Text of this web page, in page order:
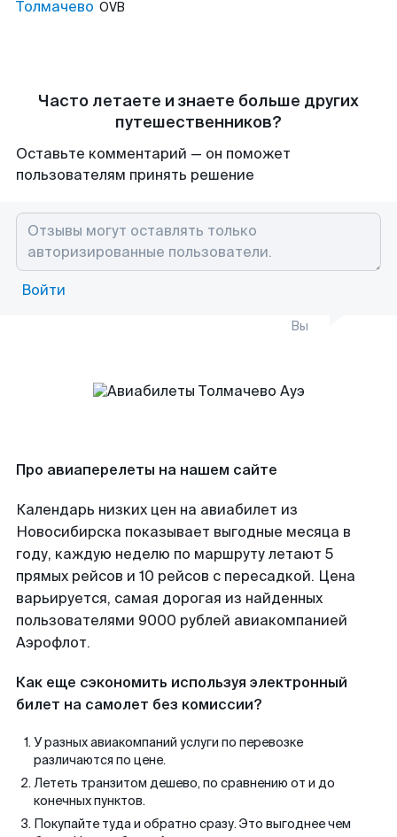
Толмачево OVB
Часто летаете и знаете больше других
путешественников?
Оставьте комментарий — он поможет
пользователям принять решение
Войти
Вы
Про авиаперелеты на нашем сайте
Календарь низких цен на авиабилет из
Новосибирска показывает выгодные месяца в
году, каждую неделю по маршруту летают 5
прямых рейсов и 10 рейсов с пересадкой. Цена
варьируется, самая дорогая из найденных
пользователями 9000 рублей авиакомпанией
Аэрофлот.
Как еще сэкономить используя электронный
билет на самолет без комиссии?
У разных авиакомпаний услуги по перевозке
различаются по цене.
Лететь транзитом дешево, по сравнению от и до
конечных пунктов.
Покупайте туда и обратно сразу. Это выгоднее чем